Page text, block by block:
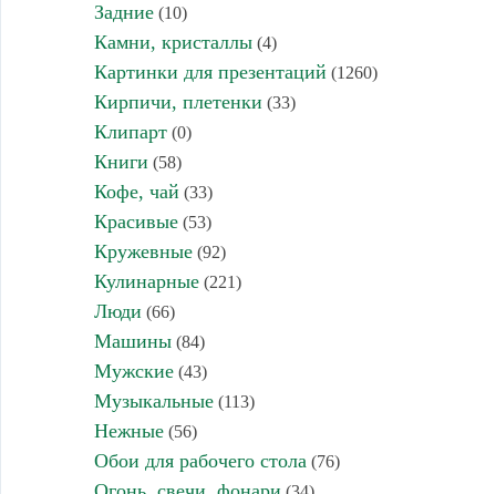
Задние(10)
Камни, кристаллы(4)
Картинки для презентаций (1260)
Кирпичи, плетенки (33)
Клипарт(0)
Книги (58)
Кофе, чай (33)
Красивые(53)
Кружевные(92)
Кулинарные(221)
Люди (66)
Машины(84)
Мужские(43)
Музыкальные(113)
Нежные(56)
Обои для рабочего стола (76)